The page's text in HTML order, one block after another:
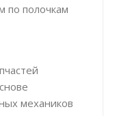
по полочкам
механиков